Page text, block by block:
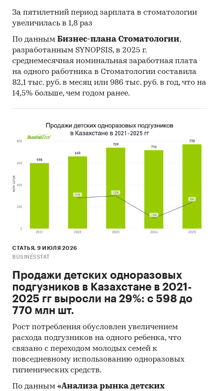
The World Bank Group
Категории: Потребительские услуги / Частная
медицина / Стоматологические клиники
СНГ / Казахстан
За пятилетний период зарплата в стоматологии
увеличилась в 1,8 раз
По данным Бизнес-плана Стоматологии,
разработанным SYNOPSIS, в 2025 г.
среднемесячная номинальная заработная плата
на одного работника в Стоматологии составила
82,1 тыс. руб. в месяц или 986 тыс. руб. в год, что на
14,5% больше, чем годом ранее.
СТАТЬЯ, 9 ИЮЛЯ 2026
BUSINESSTAT
Продажи детских одноразовых
подгузников в Казахстане в 2021-
2025 гг выросли на 29%: с 598 до
770 млн шт.
Рост потребления обусловлен увеличением
расхода подгузников на одного ребенка, что
связано с переходом молодых семей к
повседневному использованию одноразовых
гигиенических средств.
По данным «Анализа рынка детских